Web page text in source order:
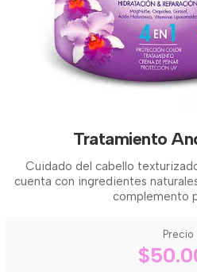
Tratamiento
Cuidado del cabello
cuenta con ingredientes
complemento
Precio